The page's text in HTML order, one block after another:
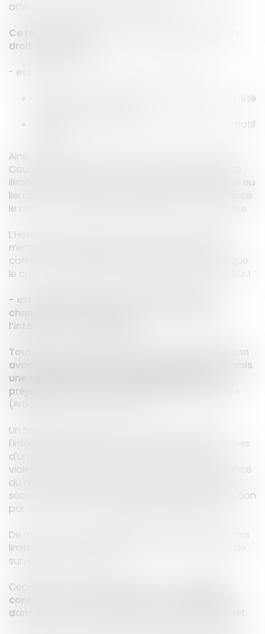
atténuée en cas de faute du client.
Ce régime spécifique de responsabilité de plein
droit de l’hôtelier :
- est illimité
lorsque les objets volés ou détériorés ont été
lorsqu’il a refusé de les recevoir sans motif
Ainsi, dans un arrêt en date du 8 octobre 2004, la
Cour d’Appel de Paris (
illimitée de l’Hôtel dans une espèce où un vol avait eu
lieu dans une chambre, les cambrioleurs ayant forcé
le coffre-fort individuel installé dans cette chambre.
L’Hôtel avait refusé lors de l’arrivée des clients de
mettre leurs objets précieux et espèces dans le
coffre-fort central de l’hôtel et leur avait assuré que
le coffre-fort de leur chambre était absolument sûr !
- est limité à 100 fois le prix de location de la
chambre par journée pour les vols survenus à
l’intérieur de cette dernière.
Toutefois, si le client démontre, avec l’aide de son
avocat, que l’hôtelier ou ses préposés ont commis
une faute ayant concouru à la réalisation du
préjudice subi, la responsabilité devient illimitée
(Article 1953 du Code Civil al.3).
Un hôtelier a ainsi pu être condamné à réparer
l'intégralité du préjudice subi par ses clients, victimes
d'un vol de bijoux et numéraires commis avec
violence sur leur personne, dès lors que l'insuffisance
du nombre comme de la qualité du personnel de
sécurité employé par l'hôtelier établissait l'inexécution
par celui-ci de son obligation de surveillance (
De même, doit réparer l’intégralité du préjudice, sans
limitation, l’hôtel ne disposant d’aucune caméra de
surveillance ni alarme (
Cependant, il arrive régulièrement que
conteste la réalité du dépôt de certains objets
dans le coffre-fort situé dans la chambre d’hôtel.